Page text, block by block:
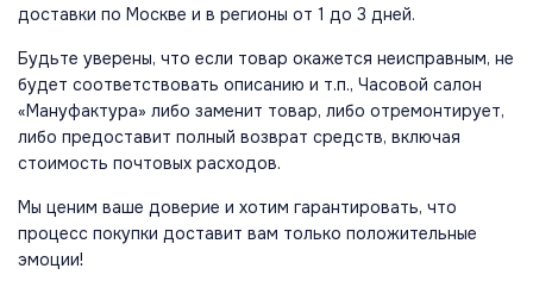
доставки по Москве и в регионы от 1 до 3 дней.
Будьте уверены, что если товар окажется неисправным, не
будет соответствовать описанию и т.п., Часовой салон
«Мануфактура» либо заменит товар, либо отремонтирует,
либо предоставит полный возврат средств, включая
стоимость почтовых расходов.
Мы ценим ваше доверие и хотим гарантировать, что
процесс покупки доставит вам только положительные
эмоции!